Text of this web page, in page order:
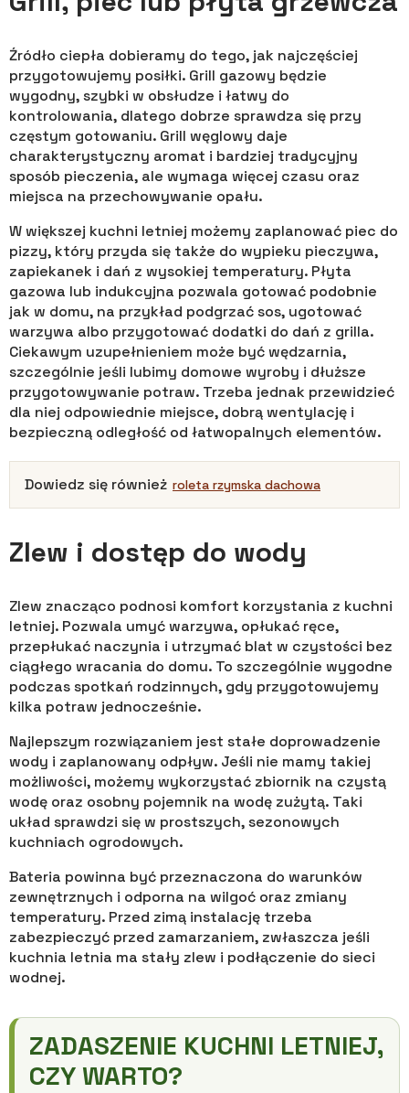
Źródło ciepła dobieramy do tego, jak najczęściej
przygotowujemy posiłki. Grill gazowy będzie
wygodny, szybki w obsłudze i łatwy do
kontrolowania, dlatego dobrze sprawdza się przy
częstym gotowaniu. Grill węglowy daje
charakterystyczny aromat i bardziej tradycyjny
sposób pieczenia, ale wymaga więcej czasu oraz
miejsca na przechowywanie opału.
W większej kuchni letniej możemy zaplanować piec do
pizzy, który przyda się także do wypieku pieczywa,
zapiekanek i dań z wysokiej temperatury. Płyta
gazowa lub indukcyjna pozwala gotować podobnie
jak w domu, na przykład podgrzać sos, ugotować
warzywa albo przygotować dodatki do dań z grilla.
Ciekawym uzupełnieniem może być wędzarnia,
szczególnie jeśli lubimy domowe wyroby i dłuższe
przygotowywanie potraw. Trzeba jednak przewidzieć
dla niej odpowiednie miejsce, dobrą wentylację i
bezpieczną odległość od łatwopalnych elementów.
Dowiedz się również roleta rzymska dachowa
Zlew i dostęp do wody
Zlew znacząco podnosi komfort korzystania z kuchni
letniej. Pozwala umyć warzywa, opłukać ręce,
przepłukać naczynia i utrzymać blat w czystości bez
ciągłego wracania do domu. To szczególnie wygodne
podczas spotkań rodzinnych, gdy przygotowujemy
kilka potraw jednocześnie.
Najlepszym rozwiązaniem jest stałe doprowadzenie
wody i zaplanowany odpływ. Jeśli nie mamy takiej
możliwości, możemy wykorzystać zbiornik na czystą
wodę oraz osobny pojemnik na wodę zużytą. Taki
układ sprawdzi się w prostszych, sezonowych
kuchniach ogrodowych.
Bateria powinna być przeznaczona do warunków
zewnętrznych i odporna na wilgoć oraz zmiany
temperatury. Przed zimą instalację trzeba
zabezpieczyć przed zamarzaniem, zwłaszcza jeśli
kuchnia letnia ma stały zlew i podłączenie do sieci
wodnej.
ZADASZENIE KUCHNI LETNIEJ,
CZY WARTO?